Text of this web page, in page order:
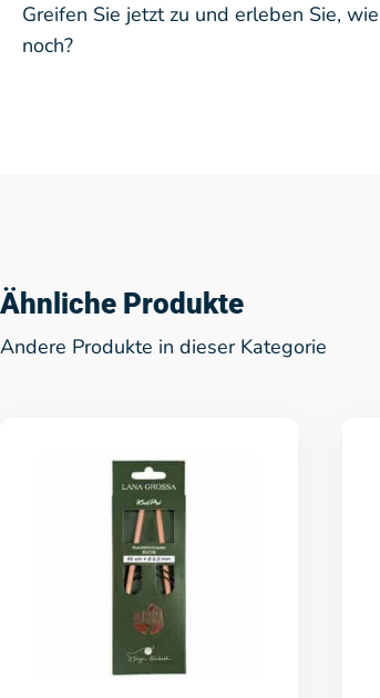
Greifen Sie jetzt zu und erleben Sie,
noch?
Ähnliche Produkte
Andere Produkte in dieser Kategorie